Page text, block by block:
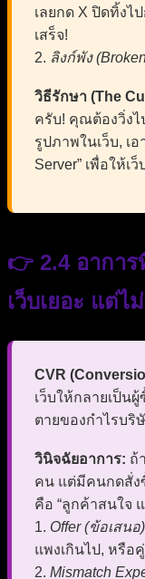
เลยกด X ปิดทิ้งไ
เสร็จ!
2. ลิงก์พัง
วิธีรักษา (The
ครับ! คุณต้องวิ่งไ
รูปภาพในเว็บ, เ
Server” เพื่อให้เ
👉 2.4 อากา
เว็บเยอะ แต่ไ
CVR
เว็บให้กลายเป็น
ตายของกำไรบริ
วินิจฉัยอาการ: ถ้
คน แต่มีคนกดสั่ง
คือ “ลูกค้าสนใจ
1. Offer (ข้อเสน
แพงเกินไป, หรื
2. Mismatch